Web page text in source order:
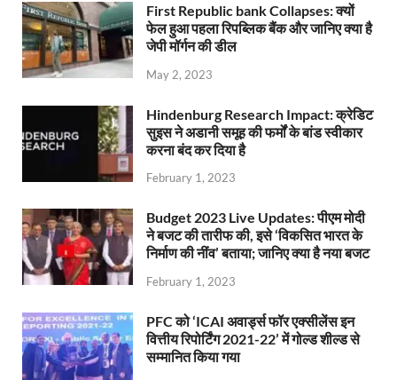
First Republic bank Collapses: क्यों
फेल हुआ पहला रिपब्लिक बैंक और जानिए क्या है
जेपी मॉर्गन की डील
May 2, 2023
Hindenburg Research Impact: क्रेडिट
सुइस ने अडानी समूह की फर्मों के बांड स्वीकार
करना बंद कर दिया है
February 1, 2023
Budget 2023 Live Updates: पीएम मोदी
ने बजट की तारीफ की, इसे ‘विकसित भारत के
निर्माण की नींव’ बताया; जानिए क्या है नया बजट
February 1, 2023
PFC को ‘ICAI अवार्ड्स फॉर एक्सीलेंस इन
वित्तीय रिपोर्टिंग 2021-22’ में गोल्ड शील्ड से
सम्मानित किया गया